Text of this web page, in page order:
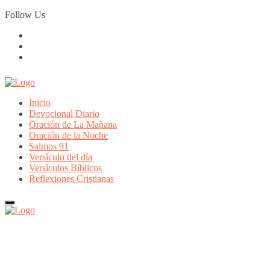
Skip
to
Follow Us
Inicio
Devocional Diario
Oración de La Mañana
Oración de la Noche
Salmos 91
Versículo del día
Versículos Bíblicos
Reflexiones Cristianas